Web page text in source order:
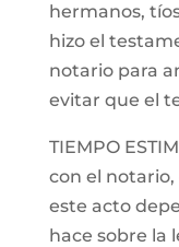
hermanos,
hizo el
notario para
evitar que el
TIEMPO
con el
este acto
hace sobre la